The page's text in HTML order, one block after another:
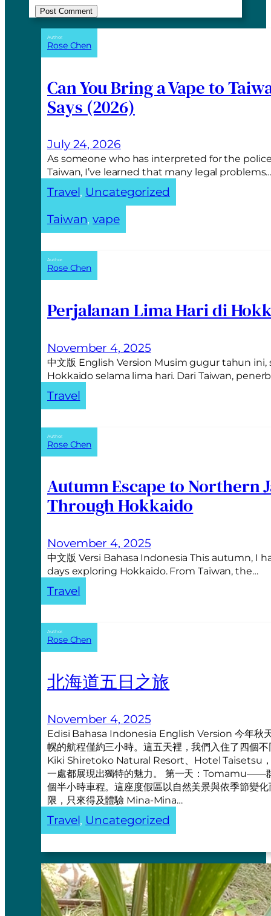
Author:
Rose Chen
Can You Bring a Vape to
Says (2026)
July 24, 2026
As someone who has interpreted for the
Taiwan, I’ve learned that many legal
Travel, Uncategorized
Taiwan, vape
Author:
Rose Chen
Perjalanan Lima Hari di
November 4, 2025
中文版 English Version Musim gugur tahun
Hokkaido selama lima hari. Dari Taiwan,
Travel
Author:
Rose Chen
Autumn Escape to Northern
Through Hokkaido
November 4, 2025
中文版 Versi Bahasa Indonesia This autumn,
days exploring Hokkaido. From Taiwan, the…
Travel
Author:
Rose Chen
北海道五日之旅
November 4, 2025
Edisi Bahasa Indonesia English Version 今年秋
幌的航程僅約三小時。這五天裡，我們入住了四
Kiki Shiretoko Natural Resort、Hotel Taisetsu
一處都展現出獨特的魅力。 第一天：Tomamu——
個半小時車程。這座度假區以自然美景與依季節變
限，只來得及體驗 Mina-Mina…
Travel, Uncategorized